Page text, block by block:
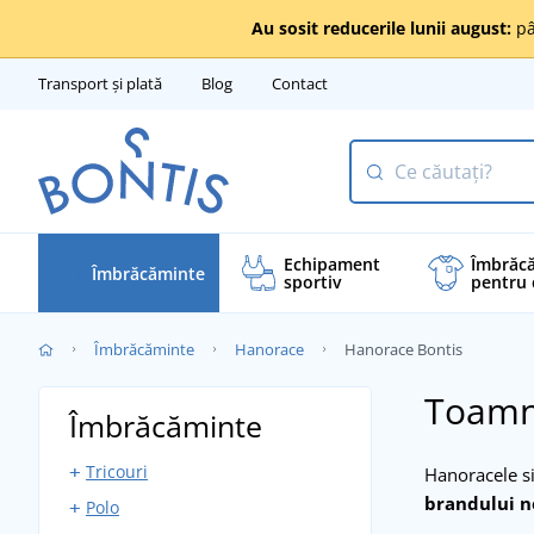
Au sosit reducerile lunii august:
Transport și plată Blog Contact
Îmbrăcăminte Echipament
sportiv pentru
Îmbrăcăminte Hanorace Hanorace Bontis
Hanoracele
brandului
Îmbrăcăminte
Tricouri
Tricouri cu mânecă scurtă
Polo